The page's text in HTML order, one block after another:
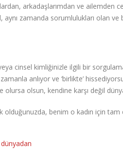
arkadaşlarımdan ve ailemden
zamanda sorumlulukları olan ve
cinsel kimliğinizle ilgili bir
anlıyor ve ‘birlikte’
olursa olsun, kendine karşı değil
olduğunuzda, benim o kadın için
dünyadan